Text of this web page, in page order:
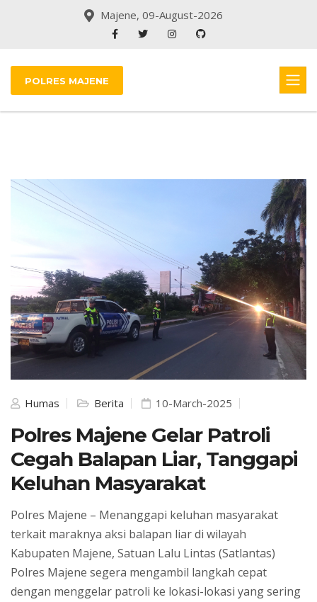
Majene, 09-August-2026
POLRES MAJENE
Humas Berita 10-March-2025
Polres Majene Gelar Patroli
Cegah Balapan Liar, Tanggapi
Keluhan Masyarakat
Polres Majene – Menanggapi keluhan masyarakat
terkait maraknya aksi balapan liar di wilayah
Kabupaten Majene, Satuan Lalu Lintas (Satlantas)
Polres Majene segera mengambil langkah cepat
dengan menggelar patroli ke lokasi-lokasi yang sering